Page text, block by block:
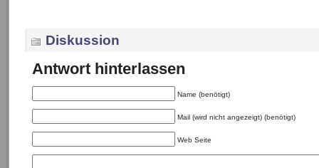
Diskussion
Antwort hinterlassen
Name (benötigt)
Mail (wird nicht angezeigt) (benötigt)
Web Seite